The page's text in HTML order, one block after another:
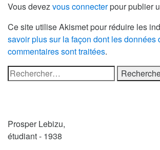
Vous devezvous connecterpour publier
Ce site utilise Akismet pour réduire les
savoir plus sur la façon dont les données
commentaires sont traitées.
Rechercher :
Prosper Lebizu,
étudiant - 1938